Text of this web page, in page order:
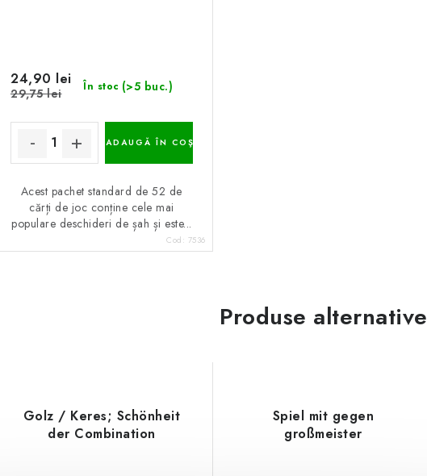
În stoc (>5 buc.)
24,90 lei
29,75 lei
ADAUGĂ ÎN COŞ
Acest pachet standard de 52 de
cărți de joc conține cele mai
populare deschideri de șah și este...
Cod: 7536
Produse alternative
Golz / Keres; Schönheit
der Combination
Spiel mit gegen
großmeister